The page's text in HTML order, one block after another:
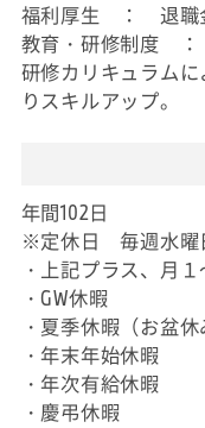
福利厚生 ： 退職
教育・研修制度 ：
研修カリキュラム
りスキルアップ。
年間102日
※定休日 毎週水曜
・上記プラス、月
・GW休暇
・夏季休暇（お盆休
・年末年始休暇
・年次有給休暇
・慶弔休暇